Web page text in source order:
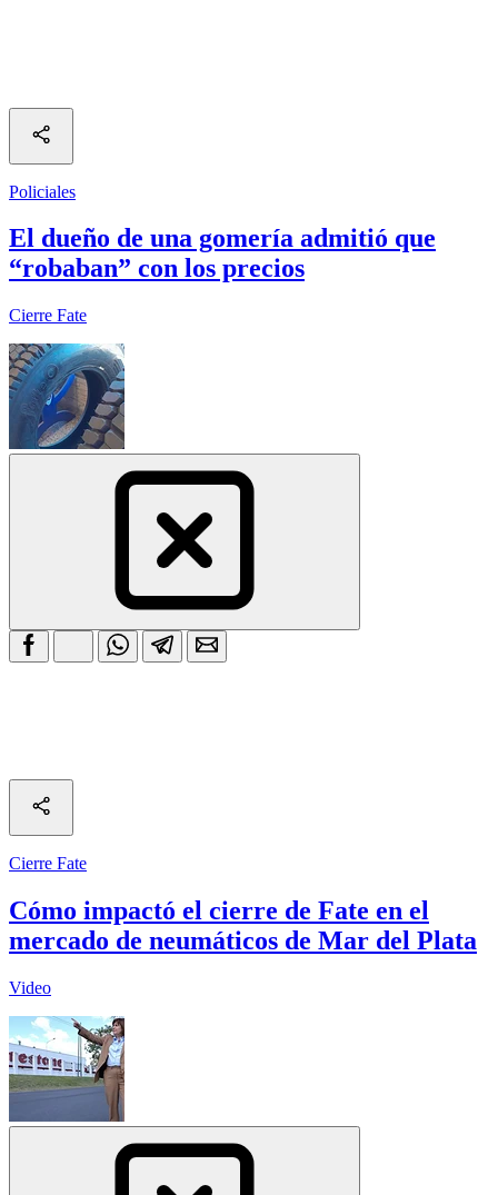
Policiales
El dueño de una gomería admitió que
“robaban” con los precios
Cierre Fate
Cierre Fate
Cómo impactó el cierre de Fate en el
mercado de neumáticos de Mar del Plata
Video